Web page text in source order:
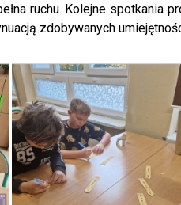
ruchu. Kolejne spotkania
zdobywanych